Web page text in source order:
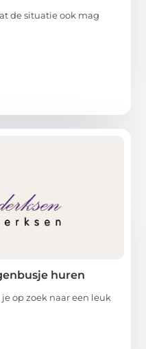
de situatie ook mag
huren
op zoek naar een leuk